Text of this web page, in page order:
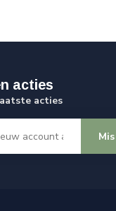
acties
acties